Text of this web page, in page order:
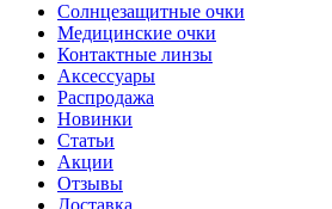
Солнцезащитные очки
Медицинские очки
Контактные линзы
Аксессуары
Распродажа
Новинки
Статьи
Акции
Отзывы